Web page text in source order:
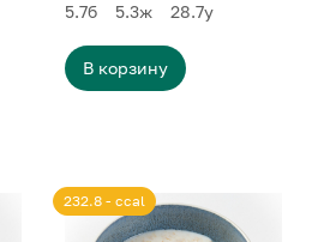
5.7б 5.3ж 28.7у
В корзину
232.8 - ccal